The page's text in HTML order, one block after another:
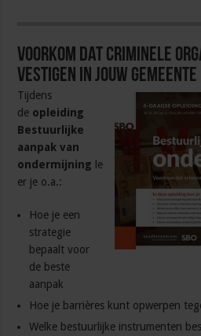
Voorkom dat criminele
vestigen in jouw gemeente
Tijdens
de opleiding
Bestuurlijke
aanpak van
ondermijning le
er je o.a.:
Hoe je een
strategie
bepaalt voor
de beste
aanpak
Hoe je barrières kunt opwerpen
Welke bestuurlijke instrumenten